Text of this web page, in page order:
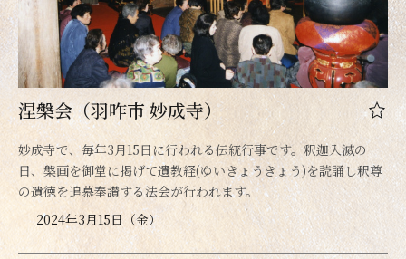
涅槃会（羽咋市 妙成寺）
妙成寺で、毎年3月15日に行われる伝統行事です。釈迦入滅の
日、槃画を御堂に掲げて遺教経(ゆいきょうきょう)を読誦し釈尊
の遺徳を追慕奉讃する法会が行われます。
2024年3月15日（金）